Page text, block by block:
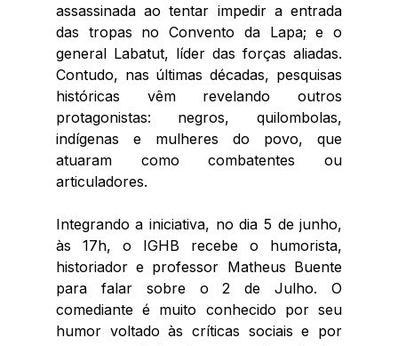
assassinada ao tentar impedir a entrada
das tropas no Convento da Lapa; e o
general Labatut, líder das forças aliadas.
Contudo, nas últimas décadas, pesquisas
históricas vêm revelando outros
protagonistas: negros, quilombolas,
indígenas e mulheres do povo, que
atuaram como combatentes ou
articuladores.
Integrando a iniciativa, no dia 5 de junho,
às 17h, o IGHB recebe o humorista,
historiador e professor Matheus Buente
para falar sobre o 2 de Julho. O
comediante é muito conhecido por seu
humor voltado às críticas sociais e por